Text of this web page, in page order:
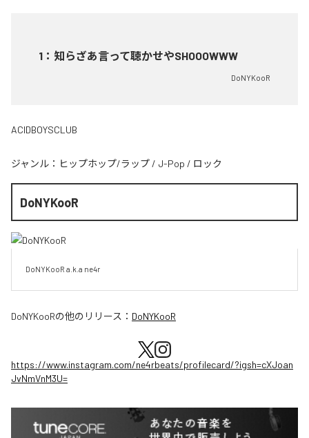
1 ： 知らざあ言って聴かせやSHOOOWWW
DoNYKooR
ACIDBOYSCLUB
ジャンル： ヒップホップ/ラップ / J-Pop / ロック
DoNYKooR
DoNYKooR a.k.a ne4r
DoNYKooRの他のリリース： DoNYKooR
https://www.instagram.com/ne4rbeats/profilecard/?igsh=cXJoan
JvNmVnM3U=